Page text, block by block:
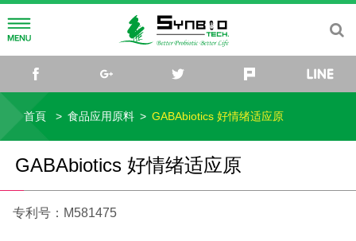
公司简介
公司理念
公司组织
研发中心
研究团队
最新消息
社会关怀
facebook google+
首頁 食品应用原料 GABAbiotics 好情绪适应原
GABAbiotics 好情绪适应原
专利号：M581475